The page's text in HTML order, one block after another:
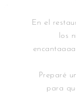
En el
los
Preparé
para